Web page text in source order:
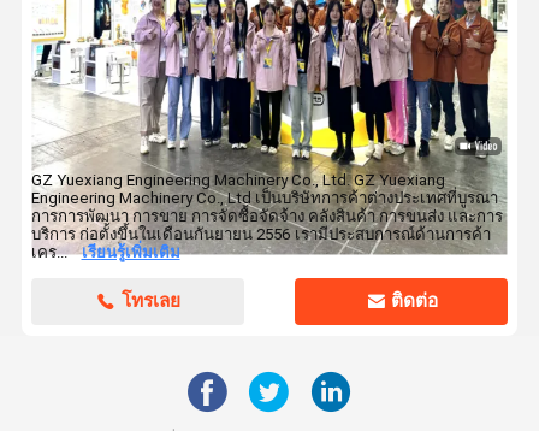
GZ Yuexiang Engineering Machinery Co., Ltd. GZ Yuexiang
Engineering Machinery Co., Ltd เป็นบริษัทการค้าต่างประเทศที่บูรณา
การการพัฒนา การขาย การจัดซื้อจัดจ้าง คลังสินค้า การขนส่ง และการ
บริการ ก่อตั้งขึ้นในเดือนกันยายน 2556 เรามีประสบการณ์ด้านการค้า
เคร...
เรียนรู้เพิ่มเติม
โทรเลย ติดต่อ